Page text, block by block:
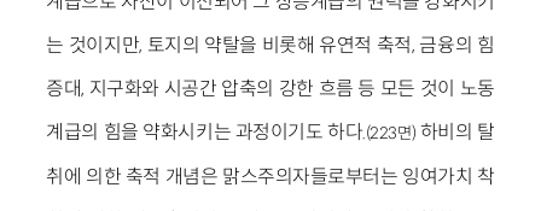
는 것이지만, 토지의 약탈을 비롯해 유연적 축적, 금융의 힘
증대, 지구화와 시공간 압축의 강한 흐름 등 모든 것이 노동
계급의 힘을 약화시키는 과정이기도 하다.(223면) 하비의 탈
취에 의한 축적 개념은 맑스주의자들로부터는 잉여가치 착